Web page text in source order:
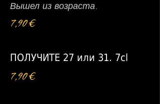
Вышел из возраста.
7,90 €
ПОЛУЧИТЕ 27 или 31. 7cl
7,90 €